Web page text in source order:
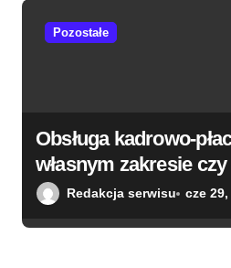
Pozostałe
Obsługa kadrowo-
własnym zakresie
doradzamy
Redakcja serwisu cze